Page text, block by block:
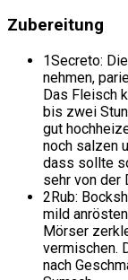
Zubereitung
1Secreto:
nehmen,
Das Fleisch
bis zwei
gut
noch salzen
dass sollte
sehr von der
2Rub:
mild
Mörser
vermischen.
nach